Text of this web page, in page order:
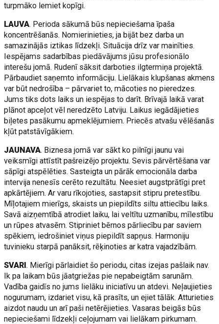
turpmāko lemiet kopīgi.
LAUVA. Perioda sākumā būs nepieciešama īpaša
koncentrēšanās. Nomierinieties, ja bijāt bez darba un
samazinājās iztikas līdzekļi. Situācija drīz var mainīties.
Iespējams sadarbības piedāvājums jūsu profesionālo
interešu jomā. Rudenī sāksit darboties ilgtermiņa projektā.
Pārbaudiet saņemto informāciju. Lielākais klupšanas akmens
var būt nedrošība – pārvariet to, mācoties no pieredzes.
Jums tiks dots laiks un iespējas to darīt. Brīvajā laikā varat
plānot apceļot vēl neredzēto Latviju. Laikus iegādājieties
biļetes pasākumu apmeklējumiem. Priecēs atvašu vēlēšanās
kļūt patstāvīgākiem.
JAUNAVA. Biznesa jomā var sākt ko pilnīgi jaunu vai
veiksmīgi attīstīt pašreizējo projektu. Sevis pārvērtēšana var
sāpīgi atspēlēties. Sasteigta un pārāk emocionāla darba
intervija nenesīs cerēto rezultātu. Neesiet augstprātīgi pret
apkārtējiem. Ar varu rīkojoties, sastapsit stipru pretestību.
Mīļotajiem mierīgs, skaists un piepildīts siltu attiecību laiks.
Savā aizņemtībā atrodiet laiku, lai veltītu uzmanību, mīlestību
un rūpes atvasēm. Stipriniet bērnos pārliecību par saviem
spēkiem, iedrošiniet viņus piepildīt sapņus. Harmoniju
tuvinieku starpā panāksit, rēķinoties ar katra vajadzībām.
SVARI. Mierīgi pārlaidiet šo periodu, citas izejas pašlaik nav.
Ik pa laikam būs jāatgriežas pie nepabeigtām sarunām.
Vadība gaidīs no jums lielāku iniciatīvu un atdevi. Neļaujieties
nogurumam, izdariet visu, kā prasīts, un ejiet tālāk. Atturieties
aizdot naudu un arī paši netērējieties. Vasaras beigās būs
nepieciešami līdzekļi ceļojumam vai lielākam pirkumam.